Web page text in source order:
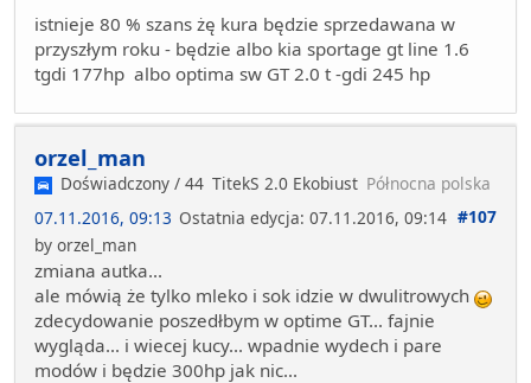
istnieje 80 % szans żę kura będzie sprzedawana w
przyszłym roku - będzie albo kia sportage gt line 1.6
tgdi 177hp albo optima sw GT 2.0 t -gdi 245 hp
orzel_man
Doświadczony / 44 TitekS 2.0 Ekobiust Północna polska
07.11.2016, 09:13
#107
Ostatnia edycja: 07.11.2016, 09:14
by orzel_man
zmiana autka...
ale mówią że tylko mleko i sok idzie w dwulitrowych
zdecydowanie poszedłbym w optime GT... fajnie
wygląda... i wiecej kucy... wpadnie wydech i pare
modów i będzie 300hp jak nic...